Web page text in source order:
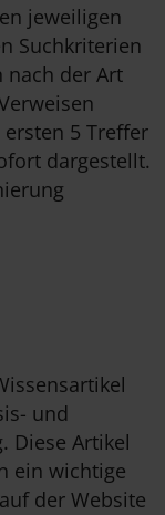
jeweiligen
Suchkriterien
nach der Art
5 Treffer
dargestellt.
und
Diese Artikel
ein wichtige
der Website